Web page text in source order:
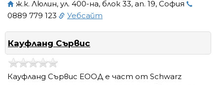
ж.к. Люлин, ул. 400-на, блок 33, ап. 19, София
0889 779 123
Уебсайт
Кауфланд Сървис
Кауфланд Сървис ЕООД е част от Schwarz